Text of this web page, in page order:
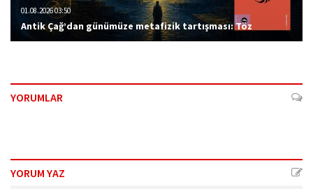
01.08.2026 03:50
Antik Çağ’dan günümüze metafizik tartışması: Töz
YORUMLAR
YORUM YAZ